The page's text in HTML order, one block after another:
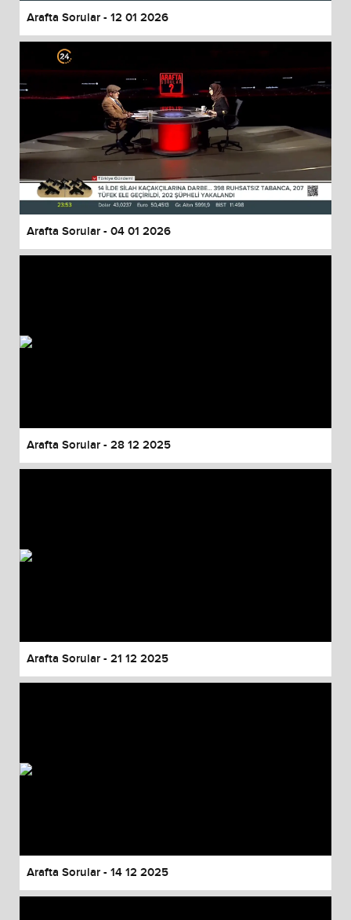
Arafta Sorular - 12 01 2026
Arafta Sorular - 04 01 2026
Arafta Sorular - 28 12 2025
Arafta Sorular - 21 12 2025
Arafta Sorular - 14 12 2025